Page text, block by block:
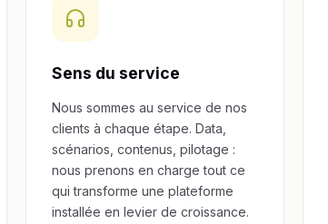
Sens du service
Nous sommes au service de nos
clients à chaque étape. Data,
scénarios, contenus, pilotage :
nous prenons en charge tout ce
qui transforme une plateforme
installée en levier de croissance.